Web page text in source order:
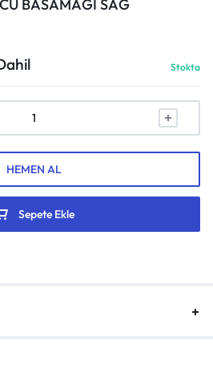
BASAMAĞI SAĞ
Stokta
Sepete Ekle
HEMEN AL